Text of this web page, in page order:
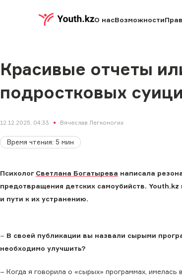
О насВозможности
Красивые отчеты
подростковых
12.12.2025, 04:33 Вячеслав Легконогих
Время чтения: 5 мин
Психолог Светлана Богатырева написала
предотвращения детских самоубийств.
и пути к их устранению.
− В своей публикации вы назвали сырыми
необходимо улучшить?
− Когда я говорила о «сырых» программах,